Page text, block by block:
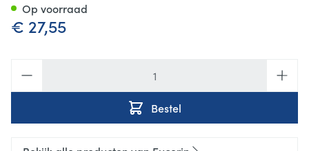
€ 27,55
Bestel
Op voorraad